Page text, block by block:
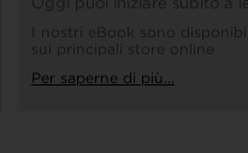
I nostri eBook sono
sui principali store online
Per saperne di più...